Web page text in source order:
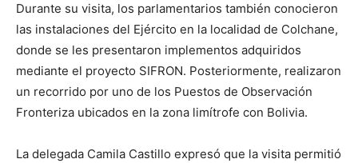
Durante su visita, los parlamentarios también conocieron
las instalaciones del Ejército en la localidad de Colchane,
donde se les presentaron implementos adquiridos
mediante el proyecto SIFRON. Posteriormente, realizaron
un recorrido por uno de los Puestos de Observación
Fronteriza ubicados en la zona limítrofe con Bolivia.
La delegada Camila Castillo expresó que la visita permitió